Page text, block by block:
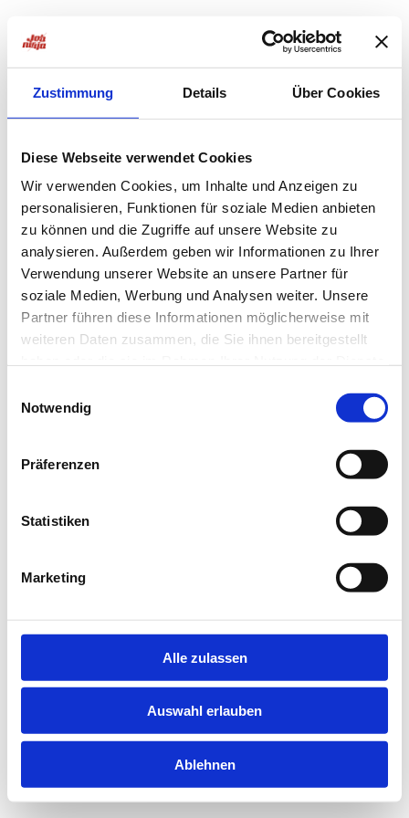
Zustimmung Details Über Cookies
Diese Webseite verwendet Cookies
Wir verwenden Cookies, um Inhalte und Anzeigen zu
personalisieren, Funktionen für soziale Medien anbieten
zu können und die Zugriffe auf unsere Website zu
analysieren. Außerdem geben wir Informationen zu Ihrer
Verwendung unserer Website an unsere Partner für
soziale Medien, Werbung und Analysen weiter. Unsere
Partner führen diese Informationen möglicherweise mit
weiteren Daten zusammen, die Sie ihnen bereitgestellt
Notwendig
Präferenzen
Statistiken
Marketing
Alle zulassen
Auswahl erlauben
Ablehnen
loadingjobninja.com
for more